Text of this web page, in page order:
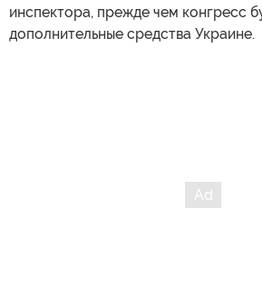
инспектора, прежде чем конгресс
дополнительные средства Украине.